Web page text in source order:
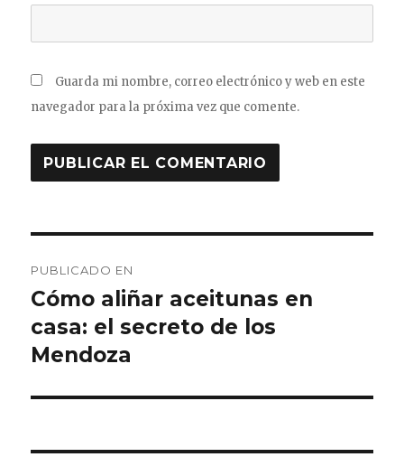
Guarda mi nombre, correo electrónico y web en este
navegador para la próxima vez que comente.
de
entradas
PUBLICADO EN
Cómo aliñar aceitunas en
casa: el secreto de los
Mendoza